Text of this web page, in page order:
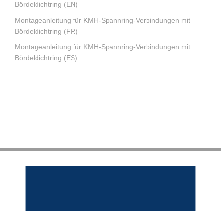
Bördeldichtring (EN)
Montageanleitung für KMH-Spannring-Verbindungen mit
Bördeldichtring (FR)
Montageanleitung für KMH-Spannring-Verbindungen mit
Bördeldichtring (ES)